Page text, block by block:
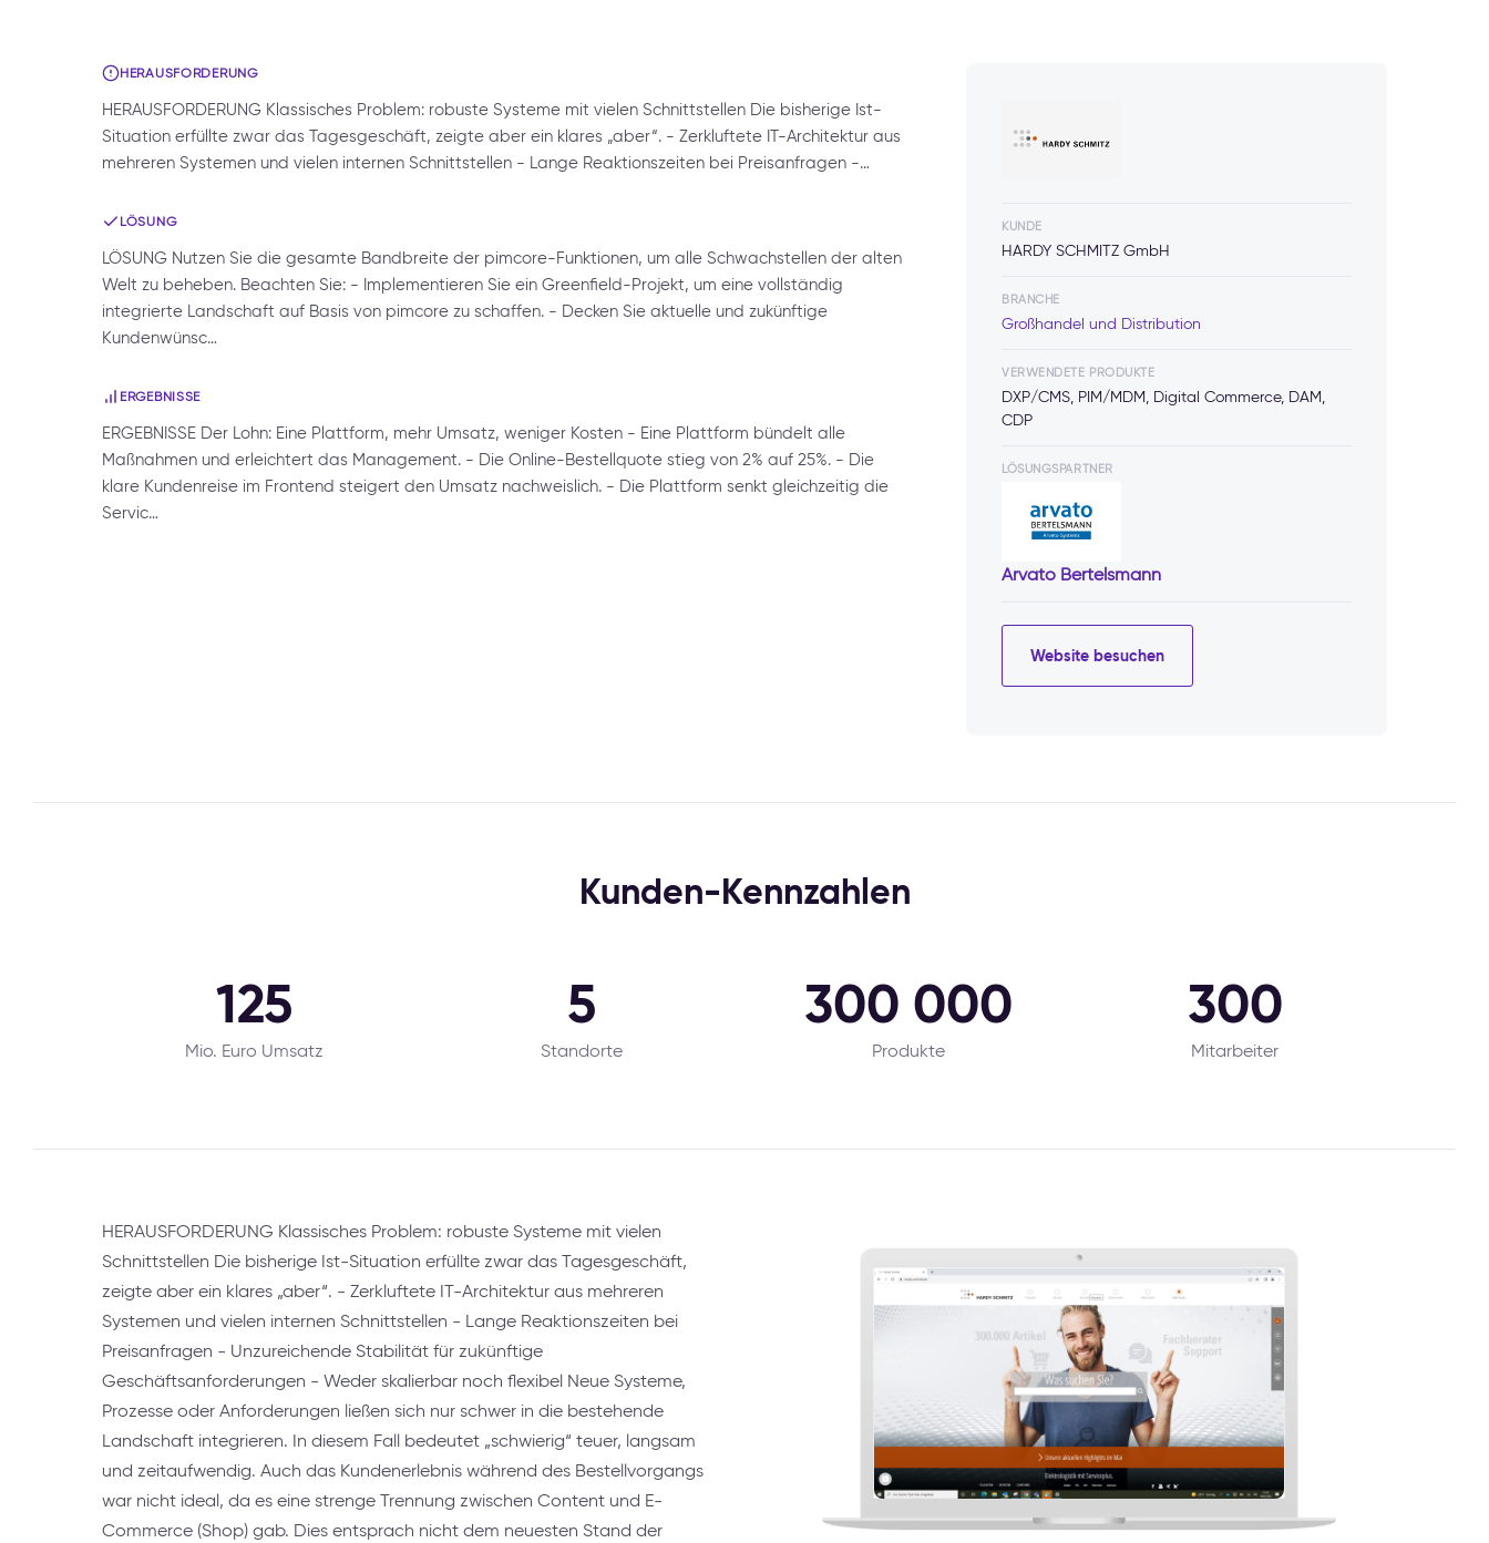
HERAUSFORDERUNG
HERAUSFORDERUNG Klassisches Problem: robuste Systeme mit vielen Schnittstellen Die bisherige Ist-
Situation erfüllte zwar das Tagesgeschäft, zeigte aber ein klares „aber“. - Zerkluftete IT-Architektur aus
mehreren Systemen und vielen internen Schnittstellen - Lange Reaktionszeiten bei Preisanfragen -…
LÖSUNG
LÖSUNG Nutzen Sie die gesamte Bandbreite der pimcore-Funktionen, um alle Schwachstellen der alten
Welt zu beheben. Beachten Sie: - Implementieren Sie ein Greenfield-Projekt, um eine vollständig
integrierte Landschaft auf Basis von pimcore zu schaffen. - Decken Sie aktuelle und zukünftige
Kundenwünsc…
ERGEBNISSE
ERGEBNISSE Der Lohn: Eine Plattform, mehr Umsatz, weniger Kosten - Eine Plattform bündelt alle
Maßnahmen und erleichtert das Management. - Die Online-Bestellquote stieg von 2% auf 25%. - Die
klare Kundenreise im Frontend steigert den Umsatz nachweislich. - Die Plattform senkt gleichzeitig die
Servic…
KUNDE
HARDY SCHMITZ GmbH
BRANCHE
Großhandel und Distribution
VERWENDETE PRODUKTE
DXP/CMS, PIM/MDM, Digital Commerce, DAM,
CDP
LÖSUNGSPARTNER
Arvato Bertelsmann
Website besuchen
Kunden-Kennzahlen
125
Mio. Euro Umsatz
5
Standorte
300 000
Produkte
300
Mitarbeiter
HERAUSFORDERUNG Klassisches Problem: robuste Systeme mit vielen
Schnittstellen Die bisherige Ist-Situation erfüllte zwar das Tagesgeschäft,
zeigte aber ein klares „aber“. - Zerkluftete IT-Architektur aus mehreren
Systemen und vielen internen Schnittstellen - Lange Reaktionszeiten bei
Preisanfragen - Unzureichende Stabilität für zukünftige
Geschäftsanforderungen - Weder skalierbar noch flexibel Neue Systeme,
Prozesse oder Anforderungen ließen sich nur schwer in die bestehende
Landschaft integrieren. In diesem Fall bedeutet „schwierig“ teuer, langsam
und zeitaufwendig. Auch das Kundenerlebnis während des Bestellvorgangs
war nicht ideal, da es eine strenge Trennung zwischen Content und E-
Commerce (Shop) gab. Dies entsprach nicht dem neuesten Stand der